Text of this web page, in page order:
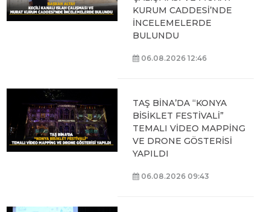
KURUM CADDESİ’NDE
İNCELEMELERDE
BULUNDU
06.08.2026 12:46
TAŞ BİNA’DA “KONYA
BİSİKLET FESTİVALİ”
TEMALI VİDEO MAPPİNG
VE DRONE GÖSTERİSİ
YAPILDI
06.08.2026 09:43